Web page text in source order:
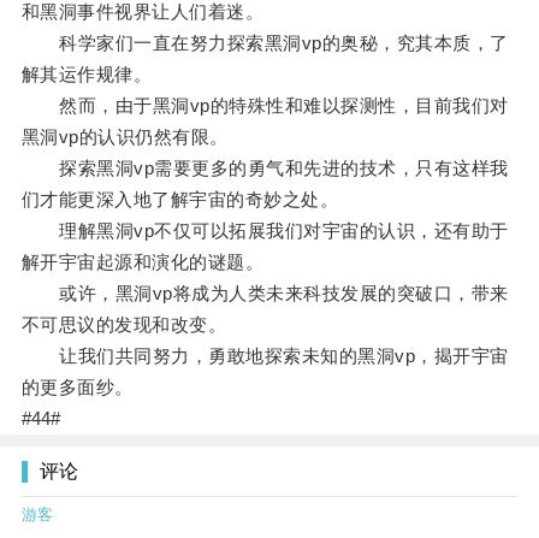
和黑洞事件视界让人们着迷。
科学家们一直在努力探索黑洞vp的奥秘，究其本质，了
解其运作规律。
然而，由于黑洞vp的特殊性和难以探测性，目前我们对
黑洞vp的认识仍然有限。
探索黑洞vp需要更多的勇气和先进的技术，只有这样我
们才能更深入地了解宇宙的奇妙之处。
理解黑洞vp不仅可以拓展我们对宇宙的认识，还有助于
解开宇宙起源和演化的谜题。
或许，黑洞vp将成为人类未来科技发展的突破口，带来
不可思议的发现和改变。
让我们共同努力，勇敢地探索未知的黑洞vp，揭开宇宙
的更多面纱。
#44#
评论
游客